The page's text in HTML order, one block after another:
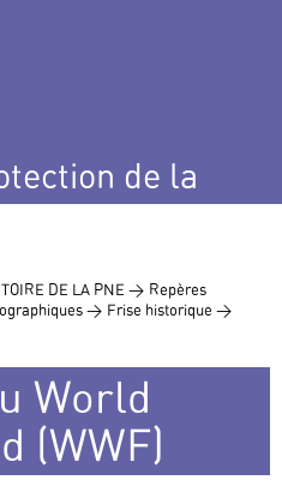
de la
DE LA PNE > Repères
> Frise historique >
World
(WWF)